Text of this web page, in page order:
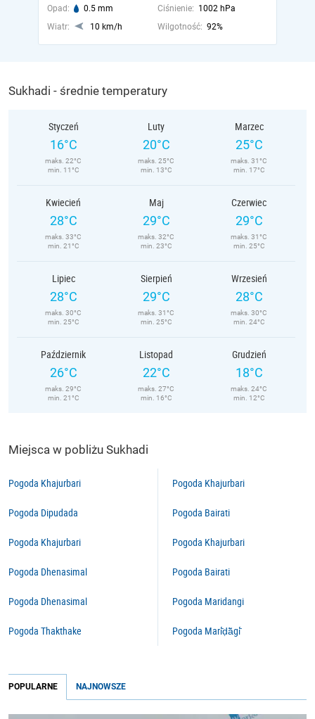
Opad: 0.5 mm Ciśnienie: 1002 hPa
Wiatr:
10 km/h Wilgotność: 92%
Sukhadi - średnie temperatury
Styczeń
16°C
maks. 22°C
min. 11°C
Luty
20°C
maks. 25°C
min. 13°C
Marzec
25°C
maks. 31°C
min. 17°C
Kwiecień
28°C
maks. 33°C
min. 21°C
Maj
29°C
maks. 32°C
min. 23°C
Czerwiec
29°C
maks. 31°C
min. 25°C
Lipiec
28°C
maks. 30°C
min. 25°C
Sierpień
29°C
maks. 31°C
min. 25°C
Wrzesień
28°C
maks. 30°C
min. 24°C
Październik
26°C
maks. 29°C
min. 21°C
Listopad
22°C
maks. 27°C
min. 16°C
Grudzień
18°C
maks. 24°C
min. 12°C
Miejsca w pobliżu Sukhadi
Pogoda Khajurbari
Pogoda Dipudada
Pogoda Khajurbari
Pogoda Dhenasimal
Pogoda Dhenasimal
Pogoda Thakthake
Pogoda Khajurbari
Pogoda Bairati
Pogoda Khajurbari
Pogoda Bairati
Pogoda Maridangi
Pogoda Mari̇̄ḍā̃gi̇̄
POPULARNE NAJNOWSZE